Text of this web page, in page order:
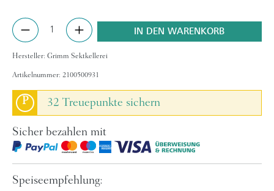
Produkt Anzahl: Gib den gewünschten Wert
IN DEN WARENKORB
Hersteller: Grimm Sektkellerei
Artikelnummer: 2100500931
P 32 Treuepunkte sichern
Sicher bezahlen mit
Speiseempfehlung: